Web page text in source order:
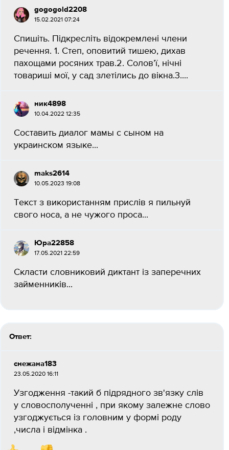
gogogold2208
15.02.2021 07:24
Спишіть. Підкресліть відокремлені члени
речення. 1. Степ, оповитий тишею, дихав
пахощами росяних трав.2. Солов’ї, нічні
товариші мої, у сад злетілись до вікна.3....
ник4898
10.04.2022 12:35
Составить диалог мамы с сыном на
украинском языке...
maks2614
10.05.2023 19:08
Текст з використанням прислів я пильнуй
свого носа, а не чужого проса...
Юра22858
17.05.2021 22:59
Скласти словниковий диктант із заперечних
займенників...
Ответ:
снежана183
23.05.2020 16:11
Узгодження -такий б підрядного зв'язку слів
у словосполученні , при якому залежне слово
узгоджується із головним у формі роду
,числа і відмінка .